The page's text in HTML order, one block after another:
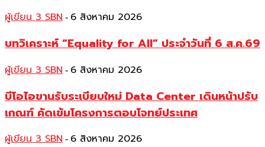
ผู้เขียน 3 SBN - 6 สิงหาคม 2026
บทวิเคราะห์ “Equality for All” ประจำวันที่ 6 ส.ค.69
ผู้เขียน 3 SBN - 6 สิงหาคม 2026
บีโอไอขานรับระเบียบใหม่ Data Center เดินหน้าปรับ
เกณฑ์ คัดเข้มโครงการตอบโจทย์ประเทศ
ผู้เขียน 3 SBN - 6 สิงหาคม 2026